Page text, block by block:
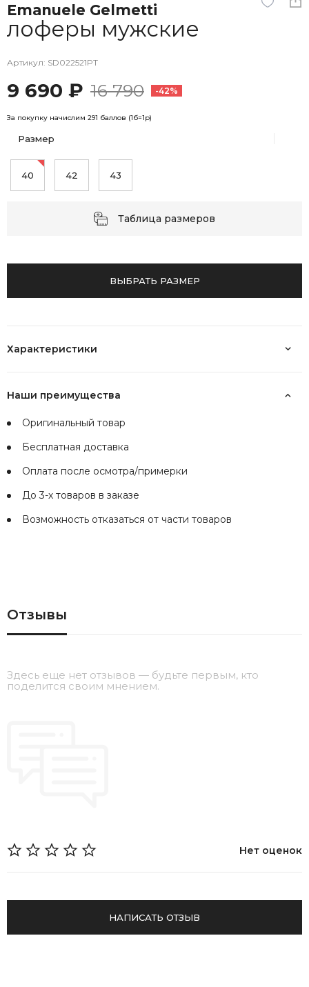
Emanuele Gelmetti
лоферы мужские
Артикул: SD022521PT
9 690 ₽ 16 790 -42%
За покупку начислим 291 баллов (1б=1р)
Размер
40 42 43
Таблица размеров
ВЫБРАТЬ РАЗМЕР
Характеристики
Наши преимущества
Оригинальный товар
Бесплатная доставка
Оплата после осмотра/примерки
До 3-х товаров в заказе
Возможность отказаться от части товаров
Отзывы
Здесь еще нет отзывов — будьте первым, кто
поделится своим мнением.
Нет оценок
НАПИСАТЬ ОТЗЫВ